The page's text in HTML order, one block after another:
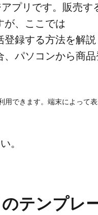
プリです。​​販売す
が、​ここでは​
登録する​方​法を​解
パソコンから​商
用できます。​端末に​よって​
。
テンプレ